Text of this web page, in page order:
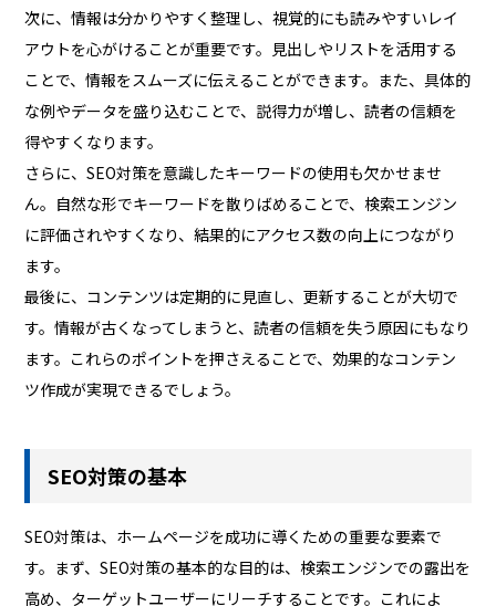
次に、情報は分かりやすく整理し、視覚的にも読みやすいレイ
アウトを心がけることが重要です。見出しやリストを活用する
ことで、情報をスムーズに伝えることができます。また、具体的
な例やデータを盛り込むことで、説得力が増し、読者の信頼を
得やすくなります。
さらに、SEO対策を意識したキーワードの使用も欠かせませ
ん。自然な形でキーワードを散りばめることで、検索エンジン
に評価されやすくなり、結果的にアクセス数の向上につながり
ます。
最後に、コンテンツは定期的に見直し、更新することが大切で
す。情報が古くなってしまうと、読者の信頼を失う原因にもなり
ます。これらのポイントを押さえることで、効果的なコンテン
ツ作成が実現できるでしょう。
SEO対策の基本
SEO対策は、ホームページを成功に導くための重要な要素で
す。まず、SEO対策の基本的な目的は、検索エンジンでの露出を
高め、ターゲットユーザーにリーチすることです。これによ